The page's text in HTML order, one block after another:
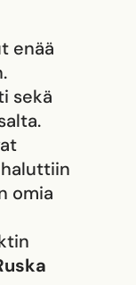
enää
sekä
omia